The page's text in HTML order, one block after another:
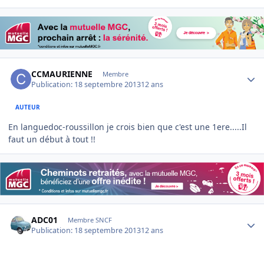
CCMAURIENNE Membre
Publication: 18 septembre 201312 ans
AUTEUR
En languedoc-roussillon je crois bien que c'est une 1ere.....Il
faut un début à tout !!
ADC01 Membre SNCF
Publication: 18 septembre 201312 ans